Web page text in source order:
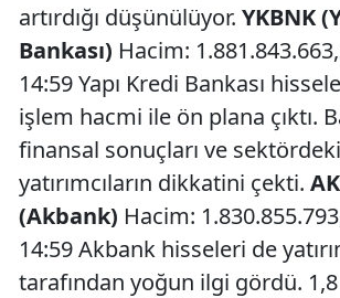
artırdığı düşünülüyor. YKBNK
Bankası) Hacim:
14:59 Yapı Kredi Bankası
işlem hacmi ile ön plana çıktı.
finansal sonuçları ve
yatırımcıların dikkatini çekti.
(Akbank) Hacim:
14:59 Akbank hisseleri de
tarafından yoğun ilgi gördü.